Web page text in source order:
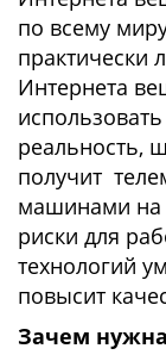
по всему
практически
Интернета
реальность,
получит
машинами на
риски для
технологий
повысит
Зачем нужна